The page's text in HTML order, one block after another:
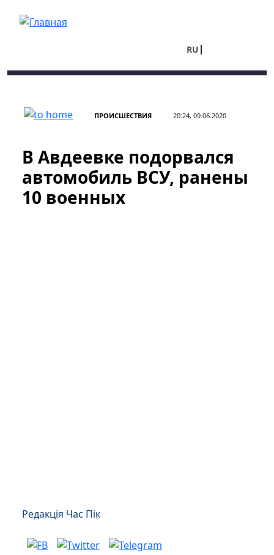
RU
ПРОИСШЕСТВИЯ 20:24, 09.06.2020
В Авдеевке подорвался
автомобиль ВСУ, ранены
10 военных
Редакція Час Пік